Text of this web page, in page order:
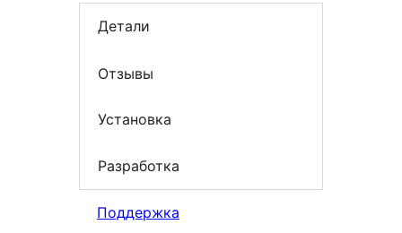
Детали
Отзывы
Установка
Разработка
Поддержка